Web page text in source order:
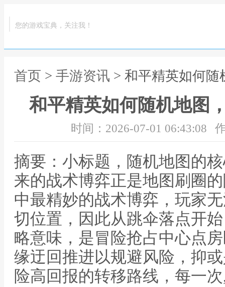
您的游戏宝典，关注我！
首页 > 手游资讯 > 和平精英如何
和平精英如何随机地图
时间：2026-07-01 06:43:08
摘要：小标题，随机地图的
来的战术博弈正是地图刷圈
中最精妙的战术博弈，玩家
切位置，因此从跳伞落点开
略意味，是冒险抢占中心点
缘迂回推进以规避风险，抑
险高回报的转移路线，每一